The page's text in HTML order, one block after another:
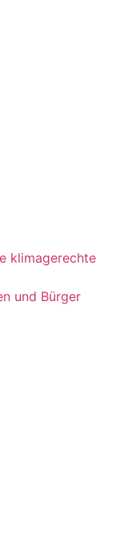
klimagerechte
und Bürger